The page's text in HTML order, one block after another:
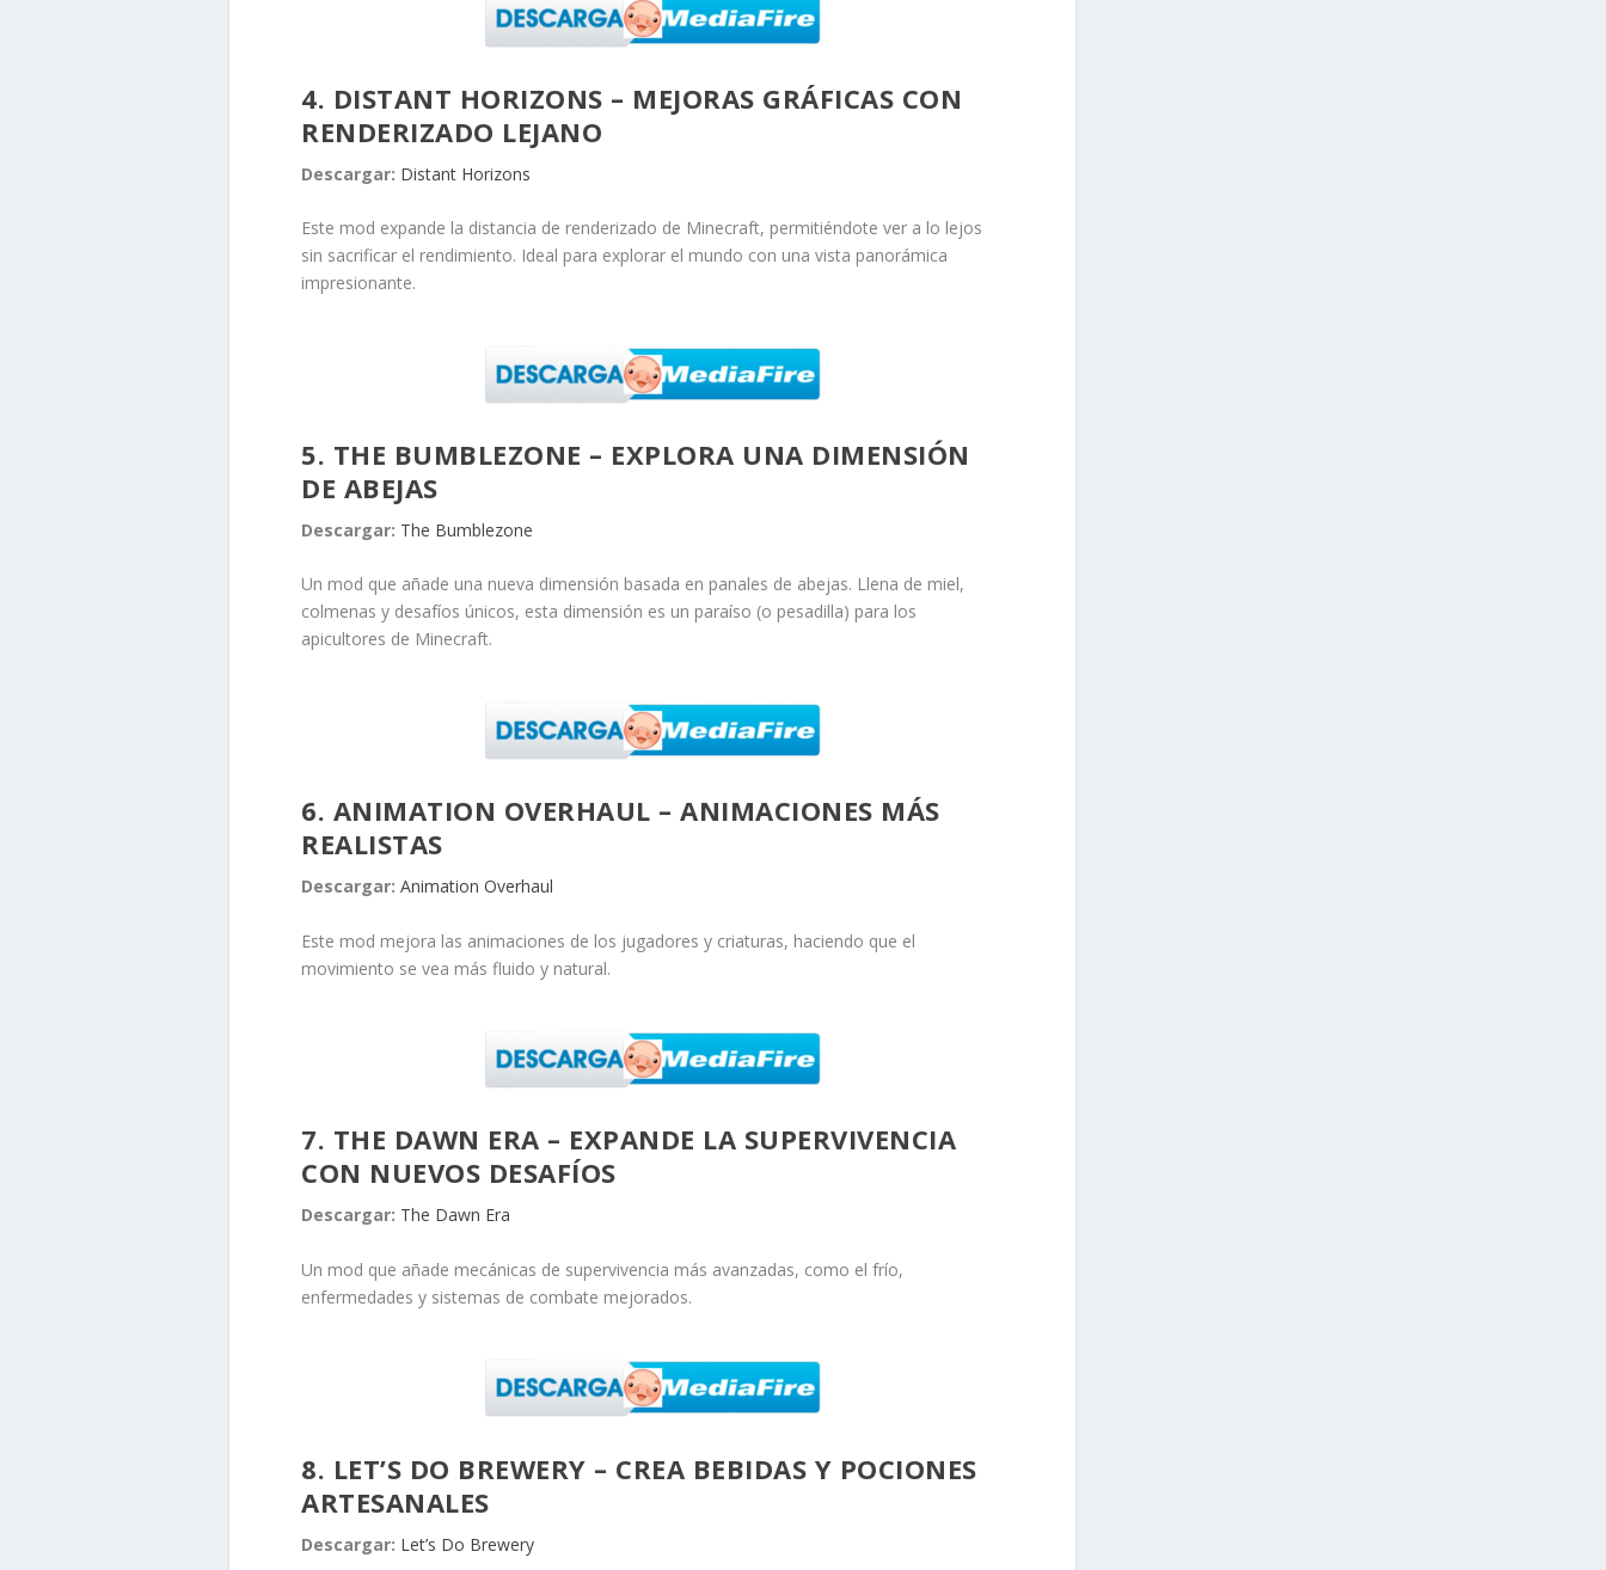
4. DISTANT HORIZONS – MEJORAS GRÁFICAS CON
RENDERIZADO LEJANO
Descargar: Distant Horizons
Este mod expande la distancia de renderizado de Minecraft, permitiéndote ver a lo lejos
sin sacrificar el rendimiento. Ideal para explorar el mundo con una vista panorámica
impresionante.
5. THE BUMBLEZONE – EXPLORA UNA DIMENSIÓN
DE ABEJAS
Descargar: The Bumblezone
Un mod que añade una nueva dimensión basada en panales de abejas. Llena de miel,
colmenas y desafíos únicos, esta dimensión es un paraíso (o pesadilla) para los
apicultores de Minecraft.
6. ANIMATION OVERHAUL – ANIMACIONES MÁS
REALISTAS
Descargar: Animation Overhaul
Este mod mejora las animaciones de los jugadores y criaturas, haciendo que el
movimiento se vea más fluido y natural.
7. THE DAWN ERA – EXPANDE LA SUPERVIVENCIA
CON NUEVOS DESAFÍOS
Descargar: The Dawn Era
Un mod que añade mecánicas de supervivencia más avanzadas, como el frío,
enfermedades y sistemas de combate mejorados.
8. LET’S DO BREWERY – CREA BEBIDAS Y POCIONES
ARTESANALES
Descargar: Let’s Do Brewery